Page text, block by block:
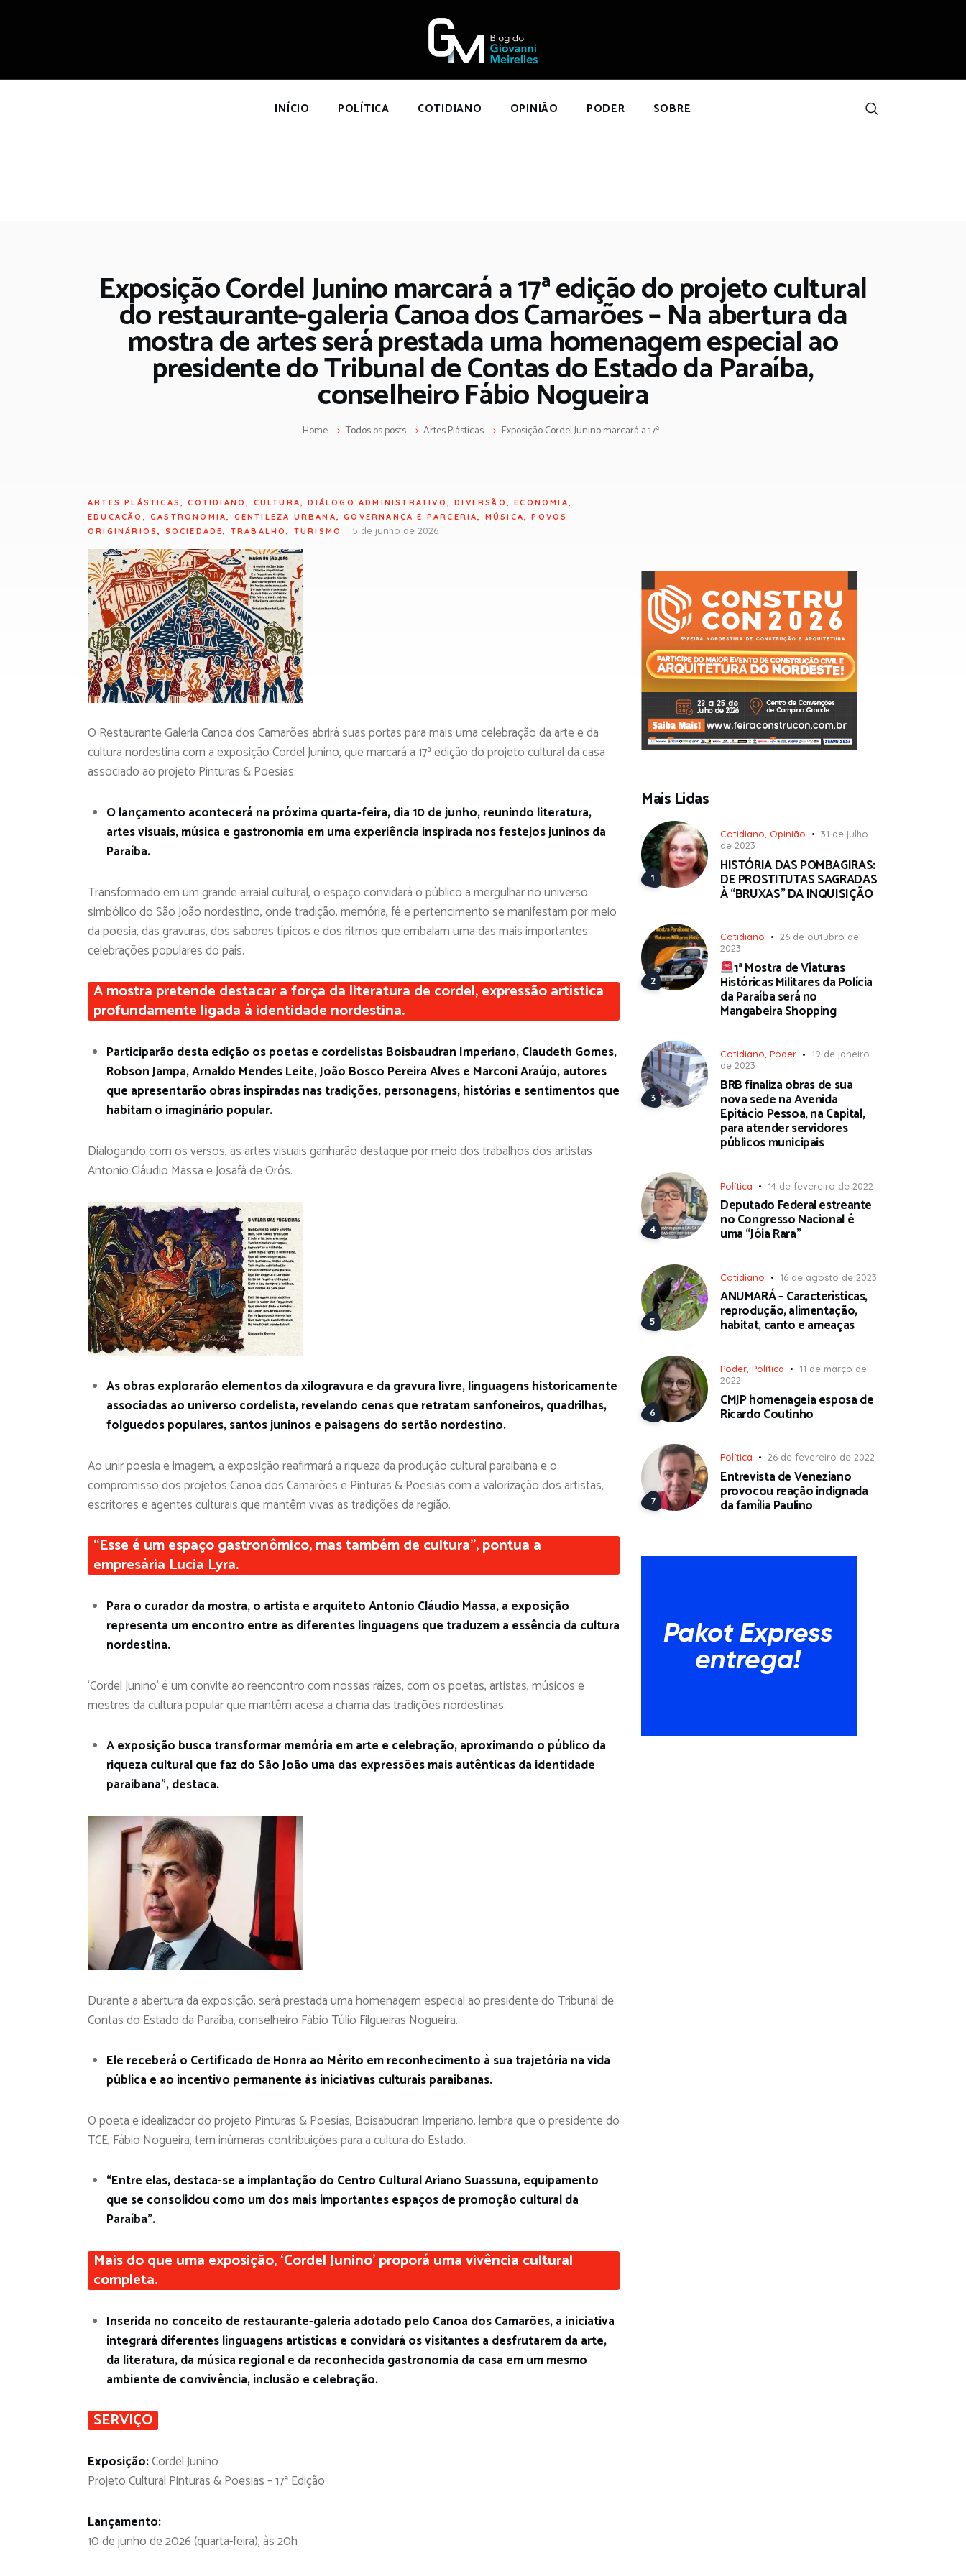
INÍCIO POLÍTICA COTIDIANO OPINIÃO PODER SOBRE
Exposição Cordel Junino marcará a 17ª edição do projeto cultural
do restaurante-galeria Canoa dos Camarões – Na abertura da
mostra de artes será prestada uma homenagem especial ao
presidente do Tribunal de Contas do Estado da Paraíba,
conselheiro Fábio Nogueira
Home Todos os posts Artes Plásticas Exposição Cordel Junino marcará a 17ª...
COTIDIANO
OPINIÃO
ARTES PLÁSTICAS ,COTIDIANO, CULTURA,DIÁLOGO ADMINISTRATIVO ,DIVERSÃO ,ECONOMIA,
EDUCAÇÃO ,GASTRONOMIA, GENTILEZA URBANA,GOVERNANÇA E PARCERIA, MÚSICA,POVOS
ORIGINÁRIOS, SOCIEDADE, TRABALHO, TURISMO 5 de junho de 2026
O Restaurante Galeria Canoa dos Camarões abrirá suas portas para mais uma celebração da arte e da
cultura nordestina com a exposição Cordel Junino, que marcará a 17ª edição do projeto cultural da casa
associado ao projeto Pinturas & Poesias.
O lançamento acontecerá na próxima quarta-feira, dia 10 de junho, reunindo literatura,
artes visuais, música e gastronomia em uma experiência inspirada nos festejos juninos da
Paraíba.
Transformado em um grande arraial cultural, o espaço convidará o público a mergulhar no universo
simbólico do São João nordestino, onde tradição, memória, fé e pertencimento se manifestam por meio
da poesia, das gravuras, dos sabores típicos e dos ritmos que embalam uma das mais importantes
celebrações populares do país.
A mostra pretende destacar a força da literatura de cordel, expressão artística
profundamente ligada à identidade nordestina.
Participarão desta edição os poetas e cordelistas Boisbaudran Imperiano, Claudeth Gomes,
Robson Jampa, Arnaldo Mendes Leite, João Bosco Pereira Alves e Marconi Araújo, autores
que apresentarão obras inspiradas nas tradições, personagens, histórias e sentimentos que
habitam o imaginário popular.
Dialogando com os versos, as artes visuais ganharão destaque por meio dos trabalhos dos artistas
Antonio Cláudio Massa e Josafá de Orós.
As obras explorarão elementos da xilogravura e da gravura livre, linguagens historicamente
associadas ao universo cordelista, revelando cenas que retratam sanfoneiros, quadrilhas,
folguedos populares, santos juninos e paisagens do sertão nordestino.
Ao unir poesia e imagem, a exposição reafirmará a riqueza da produção cultural paraibana e o
compromisso dos projetos Canoa dos Camarões e Pinturas & Poesias com a valorização dos artistas,
escritores e agentes culturais que mantêm vivas as tradições da região.
“Esse é um espaço gastronômico, mas também de cultura”, pontua a
empresária Lucia Lyra.
Para o curador da mostra, o artista e arquiteto Antonio Cláudio Massa, a exposição
representa um encontro entre as diferentes linguagens que traduzem a essência da cultura
nordestina.
‘Cordel Junino’ é um convite ao reencontro com nossas raízes, com os poetas, artistas, músicos e
mestres da cultura popular que mantêm acesa a chama das tradições nordestinas.
A exposição busca transformar memória em arte e celebração, aproximando o público da
riqueza cultural que faz do São João uma das expressões mais autênticas da identidade
paraibana”, destaca.
Durante a abertura da exposição, será prestada uma homenagem especial ao presidente do Tribunal de
Contas do Estado da Paraíba, conselheiro Fábio Túlio Filgueiras Nogueira.
Ele receberá o Certificado de Honra ao Mérito em reconhecimento à sua trajetória na vida
pública e ao incentivo permanente às iniciativas culturais paraibanas.
O poeta e idealizador do projeto Pinturas & Poesias, Boisabudran Imperiano, lembra que o presidente do
TCE, Fábio Nogueira, tem inúmeras contribuições para a cultura do Estado.
“Entre elas, destaca-se a implantação do Centro Cultural Ariano Suassuna, equipamento
que se consolidou como um dos mais importantes espaços de promoção cultural da
Paraíba”.
Mais do que uma exposição, ‘Cordel Junino’ proporá uma vivência cultural
completa.
Inserida no conceito de restaurante-galeria adotado pelo Canoa dos Camarões, a iniciativa
integrará diferentes linguagens artísticas e convidará os visitantes a desfrutarem da arte,
da literatura, da música regional e da reconhecida gastronomia da casa em um mesmo
ambiente de convivência, inclusão e celebração.
SERVIÇO
Exposição:Cordel Junino
Projeto Cultural Pinturas & Poesias – 17ª Edição
Lançamento:
10 de junho de 2026 (quarta-feira), às 20h
Mais Lidas
Cotidiano Opinião
31 de julho
de 2023
HISTÓRIA DAS POMBAGIRAS:
DE PROSTITUTAS SAGRADAS
À “BRUXAS” DA INQUISIÇÃO
Cotidiano
26 de outubro de
2023
1ª Mostra de Viaturas
Históricas Militares da Polícia
da Paraíba será no
Mangabeira Shopping
Cotidiano, Poder
19 de janeiro
de 2023
BRB finaliza obras de sua
nova sede na Avenida
Epitácio Pessoa, na Capital,
para atender servidores
públicos municipais
Política 14 de fevereiro de 2022
Deputado Federal estreante
no Congresso Nacional é
uma “Jóia Rara”
Cotidiano 16 de agosto de 2023
ANUMARÁ – Características,
reprodução, alimentação,
habitat, canto e ameaças
Poder Política
11 de março de
2022
CMJP homenageia esposa de
Ricardo Coutinho
Política 26 de fevereiro de 2022
Entrevista de Veneziano
provocou reação indignada
da família Paulino